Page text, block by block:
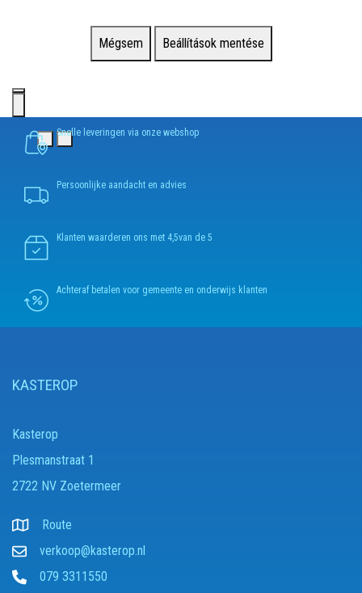
Mégsem Beállítások mentése
Snelle leveringen via onze webshop
Persoonlijke aandacht en advies
Klanten waarderen ons met 4,5van de 5
Achteraf betalen voor gemeente en onderwijs klanten
KASTEROP
Kasterop
Plesmanstraat 1
2722 NV Zoetermeer
Route
verkoop@kasterop.nl
079 3311550